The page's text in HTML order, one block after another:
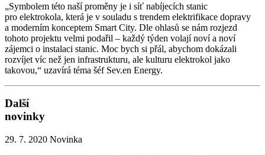
„Symbolem této naší proměny je i síť nabíjecích stanic
pro elektrokola, která je v souladu s trendem elektrifikace dopravy
a moderním konceptem Smart City. Dle ohlasů se nám rozjezd
tohoto projektu velmi podařil – každý týden volají noví a noví
zájemci o instalaci stanic. Moc bych si přál, abychom dokázali
rozvíjet víc než jen infrastrukturu, ale kulturu elektrokol jako
takovou,“ uzavírá téma šéf Sev.en Energy.
Další
novinky
29. 7. 2020 Novinka